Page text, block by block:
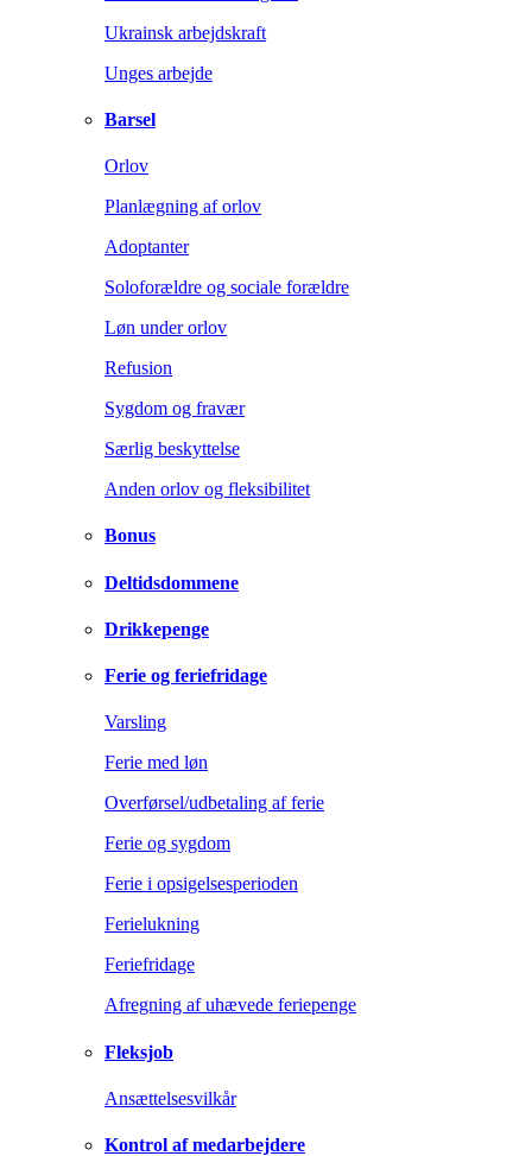
Ukrainsk arbejdskraft
Unges arbejde
Barsel
Orlov
Planlægning af orlov
Adoptanter
Soloforældre og sociale forældre
Løn under orlov
Refusion
Sygdom og fravær
Særlig beskyttelse
Anden orlov og fleksibilitet
Bonus
Deltidsdommene
Drikkepenge
Ferie og feriefridage
Varsling
Ferie med løn
Overførsel/udbetaling af ferie
Ferie og sygdom
Ferie i opsigelsesperioden
Ferielukning
Feriefridage
Afregning af uhævede feriepenge
Fleksjob
Ansættelsesvilkår
Kontrol af medarbejdere